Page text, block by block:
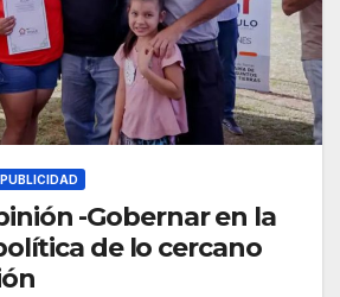
PUBLICIDAD
-Gobernar en la
de lo cercano